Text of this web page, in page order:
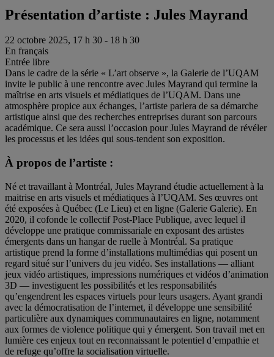
Présentation d’artiste : Jules Mayrand
22 octobre 2025, 17 h 30 - 18 h 30
En français
Entrée libre
Dans le cadre de la série « L’art observe », la Galerie de l’UQAM
invite le public à une rencontre avec Jules Mayrand qui termine la
maîtrise en arts visuels et médiatiques de l’UQAM. Dans une
atmosphère propice aux échanges, l’artiste parlera de sa démarche
artistique ainsi que des recherches entreprises durant son parcours
académique. Ce sera aussi l’occasion pour Jules Mayrand de révéler
les processus et les idées qui sous-tendent son exposition.
À propos de l’artiste :
Né et travaillant à Montréal, Jules Mayrand étudie actuellement à la
maitrise en arts visuels et médiatiques à l’UQAM. Ses œuvres ont
été exposées à Québec (Le Lieu) et en ligne (Galerie Galerie). En
2020, il cofonde le collectif Post-Place Publique, avec lequel il
développe une pratique commissariale en exposant des artistes
émergents dans un hangar de ruelle à Montréal. Sa pratique
artistique prend la forme d’installations multimédias qui posent un
regard situé sur l’univers du jeu vidéo. Ses installations — alliant
jeux vidéo artistiques, impressions numériques et vidéos d’animation
3D — investiguent les possibilités et les responsabilités
qu’engendrent les espaces virtuels pour leurs usagers. Ayant grandi
avec la démocratisation de l’internet, il développe une sensibilité
particulière aux dynamiques communautaires en ligne, notamment
aux formes de violence politique qui y émergent. Son travail met en
lumière ces enjeux tout en reconnaissant le potentiel d’empathie et
de refuge qu’offre la socialisation virtuelle.